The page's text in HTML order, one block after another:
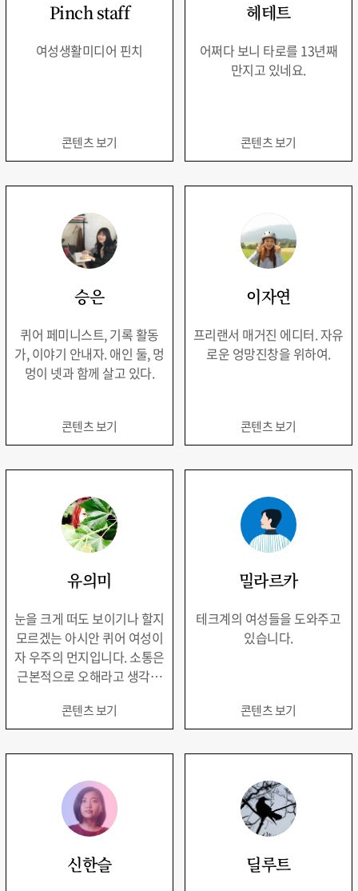
Pinch staff
여성생활미디어 핀치
콘텐츠 보기
헤테트
어쩌다 보니 타로를 13년째
만지고 있네요.
콘텐츠 보기
승은
퀴어 페미니스트, 기록 활동
가, 이야기 안내자. 애인 둘, 멍
멍이 넷과 함께 살고 있다.
콘텐츠 보기
이자연
프리랜서 매거진 에디터. 자유
로운 엉망진창을 위하여.
콘텐츠 보기
유의미
눈을 크게 떠도 보이기나 할지
모르겠는 아시안 퀴어 여성이
자 우주의 먼지입니다. 소통은
근본적으로 오해라고 생각하
에 담고 싶어 글을 씁니다.
콘텐츠 보기
밀라르카
테크계의 여성들을 도와주고
있습니다.
콘텐츠 보기
신한슬 딜루트